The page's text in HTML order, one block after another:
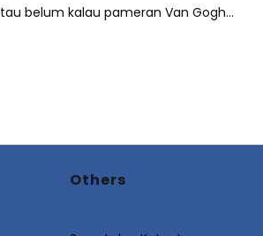
belum kalau pameran Van Gogh…
Others